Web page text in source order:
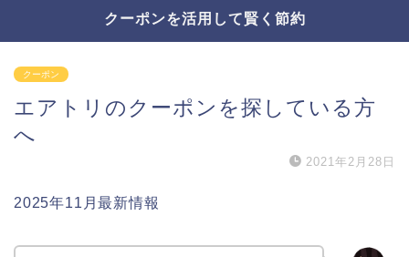
クーポンを活用して賢く節約
クーポン
エアトリのクーポンを探している方
へ
2021年2月28日
2025年11月最新情報